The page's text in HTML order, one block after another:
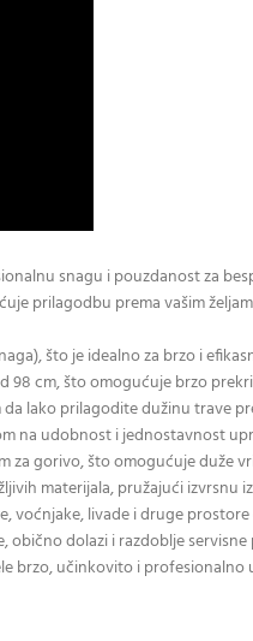
snagu i pouzdanost za
prilagodbu prema vašim
što je idealno za brzo i
98 cm, što omogućuje brzo
lako prilagodite dužinu trave
na udobnost i
gorivo, što omogućuje duže
materijala, pružajući
voćnjake, livade i druge
obično dolazi i razdoblje
brzo, učinkovito i